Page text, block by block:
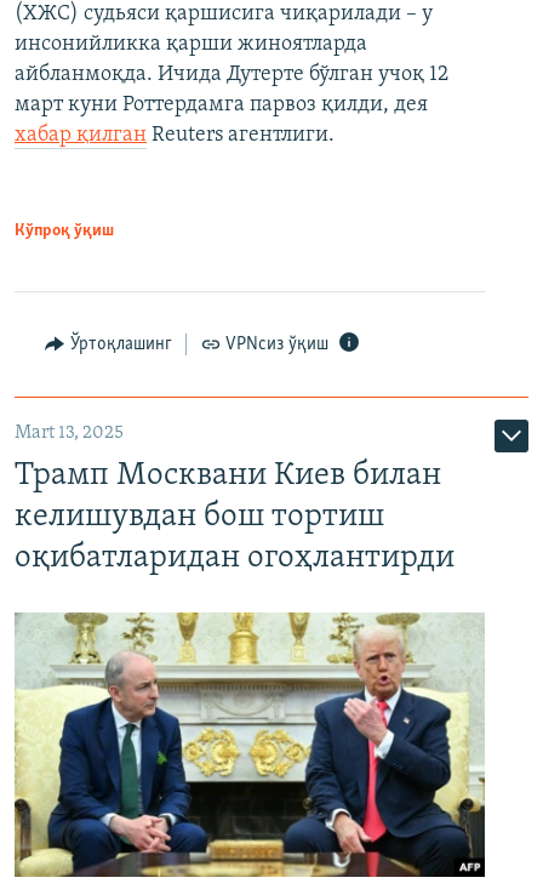
(ХЖС) судьяси қаршисига чиқарилади – у
инсонийликка қарши жиноятларда
айбланмоқда. Ичида Дутерте бўлган учоқ 12
март куни Роттердамга парвоз қилди, дея
хабар қилган Reuters агентлиги.
Кўпроқ ўқиш
Ўртоқлашинг VPNсиз ўқиш
Mart 13, 2025
Трамп Москвани Киев билан
келишувдан бош тортиш
оқибатларидан огоҳлантирди